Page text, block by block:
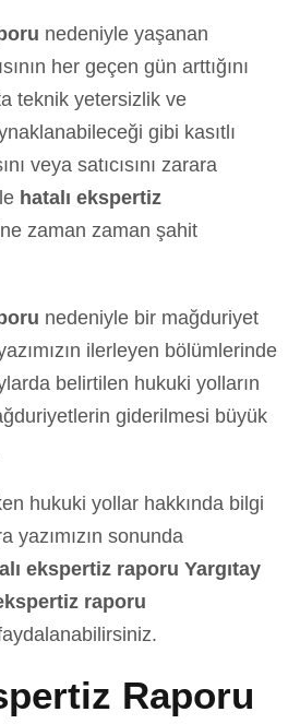
nedeniyle yaşanan
her geçen gün arttığını
teknik yetersizlik ve
gibi kasıtlı
veya satıcısını zarara
hatalı ekspertiz
zaman zaman şahit
nedeniyle bir mağduriyet
ilerleyen bölümlerinde
belirtilen hukuki yolların
giderilmesi büyük
hukuki yollar hakkında bilgi
yazımızın sonunda
ekspertiz raporu Yargıtay
raporu
Raporu